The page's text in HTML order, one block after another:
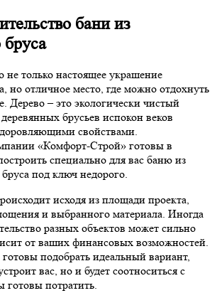
бани из
не только настоящее украшение
но отличное место, где можно отдохнуть
Дерево – это экологически чистый
брусьев испокон веков
свойствами.
«Комфорт-Строй» готовы в
специально для вас баню из
под ключ недорого.
исходя из площади проекта,
и выбранного материала. Иногда
разных объектов может сильно
от ваших финансовых возможностей.
подобрать идеальный вариант,
вас, но и будет соотноситься с
потратить.